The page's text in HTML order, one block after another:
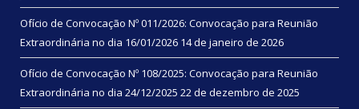
Ofício de Convocação Nº 011/2026: Convocação para Reunião
Extraordinária no dia 16/01/2026 14 de janeiro de 2026
Ofício de Convocação Nº 108/2025: Convocação para Reunião
Extraordinária no dia 24/12/2025 22 de dezembro de 2025